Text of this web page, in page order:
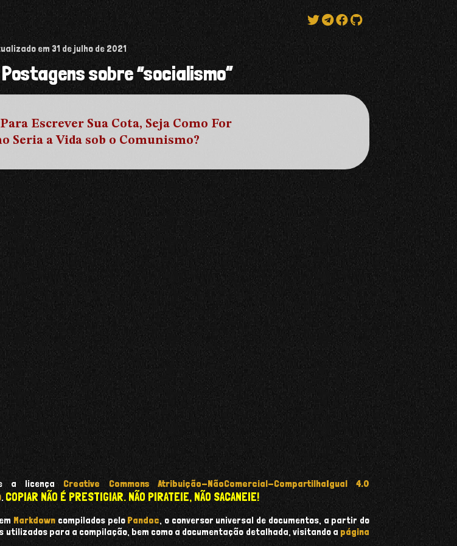
em31 de julho de 2021
Postagens sobre “socialismo”
Escrever Sua Cota, Seja Como For
Seria a Vida sob o Comunismo?
a licença Creative Commons Atribuição-NãoComercial-CompartilhaIgual 4.0
. COPIAR NÃO É PRESTIGIAR. NÃO PIRATEIE, NÃO SACANEIE!
Markdown compilados peloPandoc , o conversor universal de documentos, a partir do
utilizados para a compilação, bem como a documentação detalhada, visitando a página